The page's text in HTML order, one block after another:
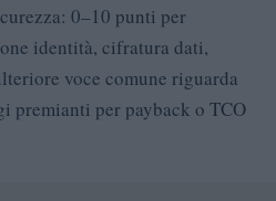
0–10 punti per
identità, cifratura dati,
voce comune riguarda
premianti per payback o TCO